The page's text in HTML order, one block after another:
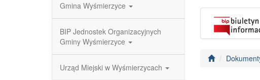
Gmina Wyśmierzyce
BIP Jednostek Organizacyjnych
Gminy Wyśmierzyce
Urząd Miejski w Wyśmierzycach